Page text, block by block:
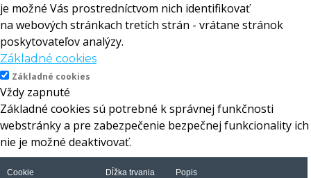
je možné Vás prostredníctvom nich identifikovať
na webových stránkach tretích strán - vrátane stránok
poskytovateľov analýzy.
Základné cookies
Základné cookies
Vždy zapnuté
Základné cookies sú potrebné k správnej funkčnosti
webstránky a pre zabezpečenie bezpečnej funkcionality ich
nie je možné deaktivovať.
Cookie Dĺžka trvania Popis